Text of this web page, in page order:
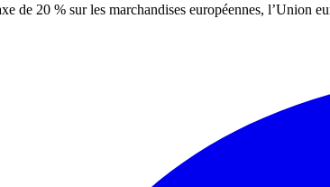
de 20 % sur les marchandises européennes, l’Union